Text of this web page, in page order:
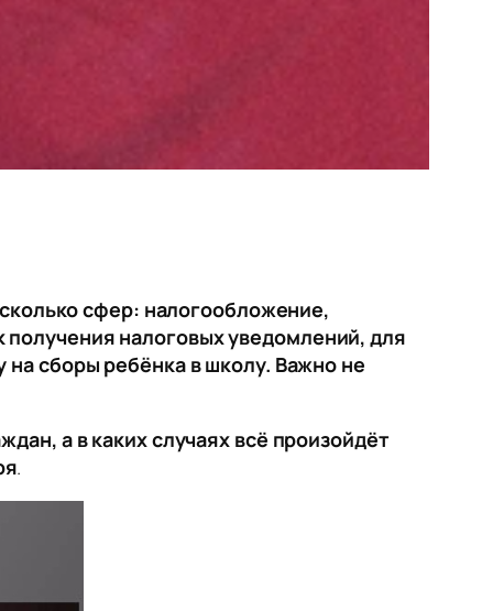
сфер: налогообложение,
налоговых уведомлений, для
на сборы ребёнка в школу. Важно не
а в каких случаях всё произойдёт
.